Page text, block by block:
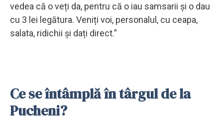
vedea că o veți da, pentru că o iau samsarii și o dau
cu 3 lei legătura. Veniți voi, personalul, cu ceapa,
salata, ridichii și dați direct.”
Ce se întâmplă în târgul de la
Pucheni?